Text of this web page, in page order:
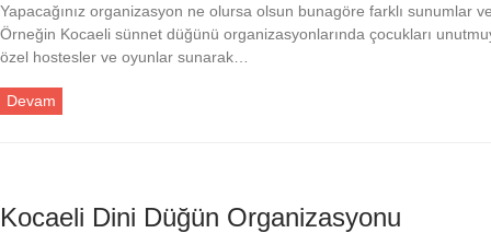
Yapacağınız organizasyon ne olursa olsun bunagöre farklı sunumlar
Örneğin Kocaeli sünnet düğünü organizasyonlarında çocukları
özel hostesler ve oyunlar sunarak…
Devam
Kocaeli Dini Düğün Organizasyonu